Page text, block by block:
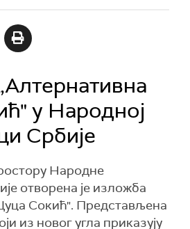
у Народној
Србије
Народне
отворена је изложба
Сокић". Представљена
из новог угла приказују